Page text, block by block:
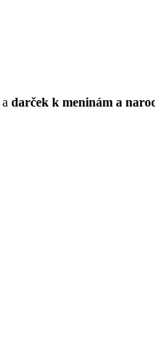
a darček k meninám a